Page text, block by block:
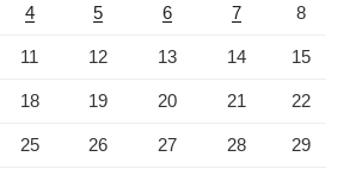
4 5 6 7 8
11 12 13 14 15
18 19 20 21 22
25 26 27 28 29